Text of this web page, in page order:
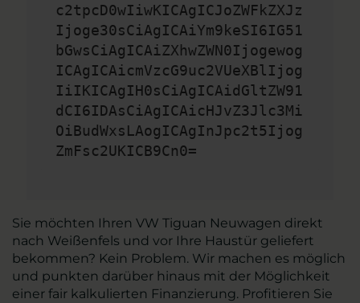
c2tpcD0wIiwKICAgICJoZWFkZXJz
Ijoge30sCiAgICAiYm9keSI6IG51
bGwsCiAgICAiZXhwZWN0Ijogewog
ICAgICAicmVzcG9uc2VUeXBlIjog
IiIKICAgIH0sCiAgICAidGltZW91
dCI6IDAsCiAgICAicHJvZ3Jlc3Mi
OiBudWxsLAogICAgInJpc2t5Ijog
ZmFsc2UKICB9Cn0=
Sie möchten Ihren VW Tiguan Neuwagen direkt
nach Weißenfels und vor Ihre Haustür geliefert
bekommen? Kein Problem. Wir machen es möglich
und punkten darüber hinaus mit der Möglichkeit
einer fair kalkulierten Finanzierung. Profitieren Sie